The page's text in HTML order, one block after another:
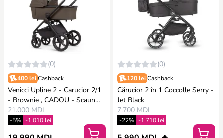
(0)
400 lei Cashback
Venicci Upline 2 - Carucior 2/1
- Brownie , CADOU - Scaun
auto
21.000 MDL
-5% -1.010 lei
(0)
120 lei Cashback
Cărucior 2 în 1 Coccolle Serry -
Jet Black
7.700 MDL
-22% -1.710 lei